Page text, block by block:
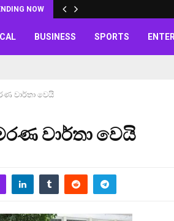
NOW
BUSINESS SPORTS
වාර්තා වෙයි
වාර්තා වෙයි